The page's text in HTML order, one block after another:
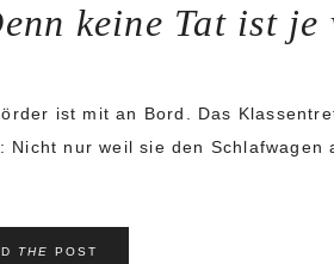
keine Tat ist je
ist mit an Bord. Das
nur weil sie den Schlafwagen
THE POST